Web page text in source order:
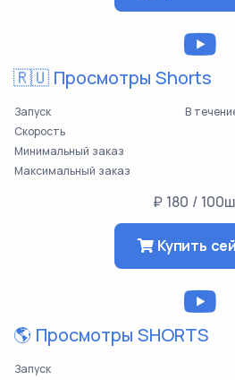
🇷🇺 Просмотры Shorts
Запуск
В
Скорость
Минимальный заказ
Максимальный заказ
₽ 180 /
Купить
🌎 Просмотры SHORTS
Запуск